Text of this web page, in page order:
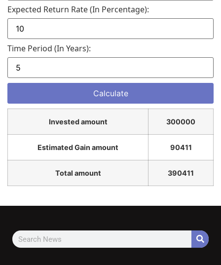
Expected Return Rate (in Percentage):
Time Period (in Years):
Invested amount 300000
Estimated Gain amount 90411
Total amount 390411